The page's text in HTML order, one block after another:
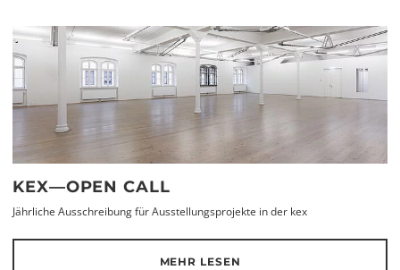
KEX—OPEN CALL
Jährliche Ausschreibung für Ausstellungsprojekte in der kex
MEHR LESEN